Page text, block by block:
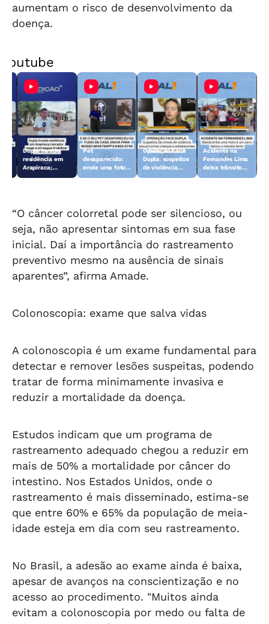
aumentam o risco de desenvolvimento da
doença.
Dupla invade
residência em
Arapiraca;
Pet
desaparecido:
envie uma foto
Operação Face
Dupla: suspeitos
de violência
Acidente na
Fernandes Lima
deixa trânsito
“O câncer colorretal pode ser silencioso, ou
seja, não apresentar sintomas em sua fase
inicial. Daí a importância do rastreamento
preventivo mesmo na ausência de sinais
aparentes”, afirma Amade.
Colonoscopia: exame que salva vidas
A colonoscopia é um exame fundamental para
detectar e remover lesões suspeitas, podendo
tratar de forma minimamente invasiva e
reduzir a mortalidade da doença.
Estudos indicam que um programa de
rastreamento adequado chegou a reduzir em
mais de 50% a mortalidade por câncer do
intestino. Nos Estados Unidos, onde o
rastreamento é mais disseminado, estima-se
que entre 60% e 65% da população de meia-
idade esteja em dia com seu rastreamento.
No Brasil, a adesão ao exame ainda é baixa,
apesar de avanços na conscientização e no
acesso ao procedimento. "Muitos ainda
evitam a colonoscopia por medo ou falta de